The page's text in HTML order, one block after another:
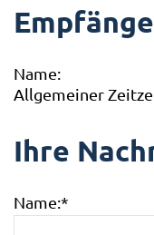
Name:
Allgemeiner
Ihre
Name:*